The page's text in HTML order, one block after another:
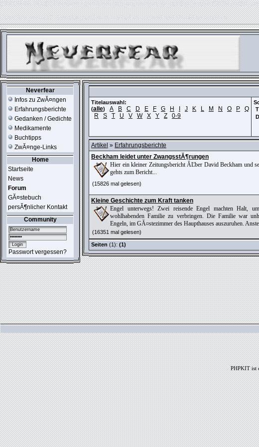
ERROR IN:SELECT session_userid, session_url, session_ip, session_expire FROM
table './usr_web212_1/phpkit_session' is marked as crashed and should be repaired
Neverfear
Infos zu ZwĂ¤ngen
Erfahrungsberichte
Gedanken / Gedichte
Medikamente
Buchtipps
ZwĂ¤nge-Links
Home
Startseite
News
Forum
GĂ¤stebuch
persĂ¶nlicher Kontakt
Community
Passwort vergessen?
Titelauswahl:
(alle) A B C D E F G H J K L M N O P
Q
R
S T U V W X Y Z 0-9
Artikel » Erfahrungsberichte
Beckham leidet unter ZwangsstĂ¶rungen
Hier ein kleiner Zeitungsbericht ĂĽber David Beckham und
gehts zum Bericht...
(15826 mal gelesen)
Kleine Geschichte zum Kraft tanken
Engel unterwegs! Zwei reisende Engel machten Halt,
wohlhabenden Familie zu verbringen. Die Familie war
Engeln, im GĂ¤stezimmer des Haupthauses auszuruhen.
(16351 mal gelesen)
Seiten (1): (1)
PHPKIT ist